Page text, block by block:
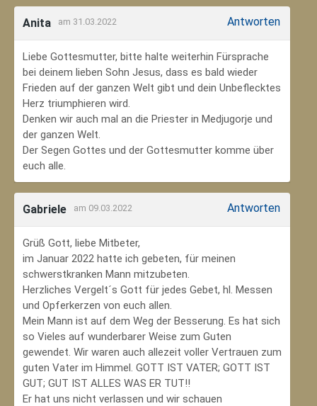
Anita am 31.03.2022 Antworten
Liebe Gottesmutter, bitte halte weiterhin Fürsprache
bei deinem lieben Sohn Jesus, dass es bald wieder
Frieden auf der ganzen Welt gibt und dein Unbeflecktes
Herz triumphieren wird.
Denken wir auch mal an die Priester in Medjugorje und
der ganzen Welt.
Der Segen Gottes und der Gottesmutter komme über
euch alle.
Gabriele am 09.03.2022 Antworten
Grüß Gott, liebe Mitbeter,
im Januar 2022 hatte ich gebeten, für meinen
schwerstkranken Mann mitzubeten.
Herzliches Vergelt´s Gott für jedes Gebet, hl. Messen
und Opferkerzen von euch allen.
Mein Mann ist auf dem Weg der Besserung. Es hat sich
so Vieles auf wunderbarer Weise zum Guten
gewendet. Wir waren auch allezeit voller Vertrauen zum
guten Vater im Himmel. GOTT IST VATER; GOTT IST
GUT; GUT IST ALLES WAS ER TUT!!
Er hat uns nicht verlassen und wir schauen